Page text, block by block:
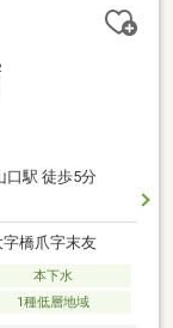
くなります！■
！■分筆相談可、
口駅 徒歩5分
橋爪字末友
本下水
1種低層地域